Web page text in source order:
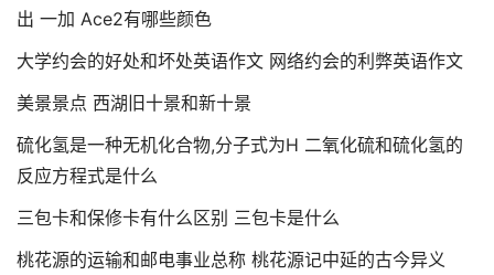
出 一加 Ace2有哪些颜色
大学约会的好处和坏处英语作文 网络约会的利弊英语作文
美景景点 西湖旧十景和新十景
硫化氢是一种无机化合物,分子式为H 二氧化硫和硫化氢的
反应方程式是什么
三包卡和保修卡有什么区别 三包卡是什么
桃花源的运输和邮电事业总称 桃花源记中延的古今异义